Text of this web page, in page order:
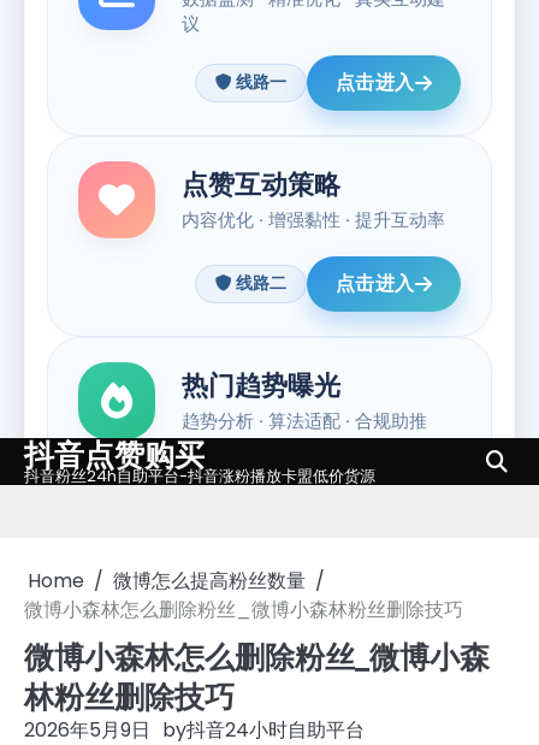
Skip
to
抖音点赞购买
抖音粉丝24h自助平台-抖音涨粉播放卡盟低价货源
Home
微博怎么提高粉丝数量
微博小森林怎么删除粉丝_微博小森林粉丝删除技巧
微博小森林怎么删除粉丝_微博小森
林粉丝删除技巧
2026年5月9日 by抖音24小时自助平台